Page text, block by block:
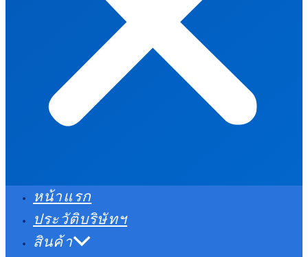
หน้าแรก
ประวัติบริษัทฯ
สินค้า